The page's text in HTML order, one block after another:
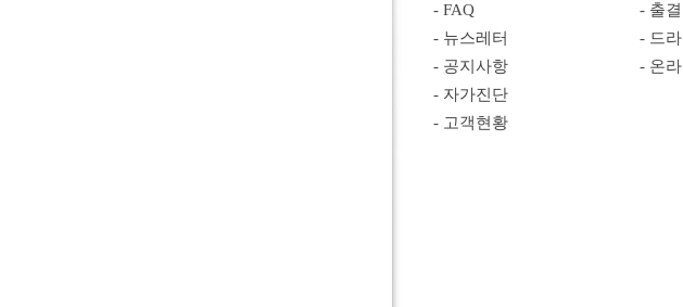
- FAQ
- 뉴스레터
- 공지사항
- 자가진단
- 고객현황
- 출
- 드
- 온